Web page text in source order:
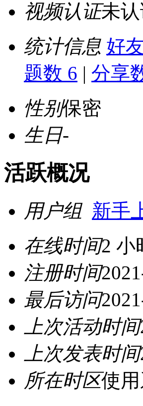
视频认证未
统计信息 好
题数 6 | 分享
性别保密
生日-
活跃概况
用户组 新手
在线时间2 小
注册时间
最后访问
上次活动时间
上次发表时间
所在时区使